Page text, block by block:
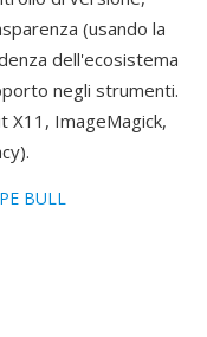
(usando la
dell'ecosistema
negli strumenti.
X11, ImageMagick,
BULL